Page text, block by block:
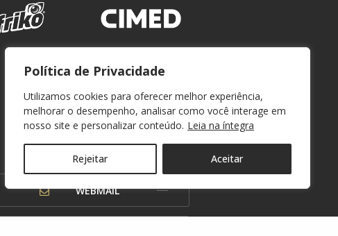
Política de Privacidade
Utilizamos cookies para oferecer melhor experiência,
melhorar o desempenho, analisar como você interage em
nosso site e personalizar conteúdo. Leia na íntegra
Rejeitar Aceitar
WEBMAIL